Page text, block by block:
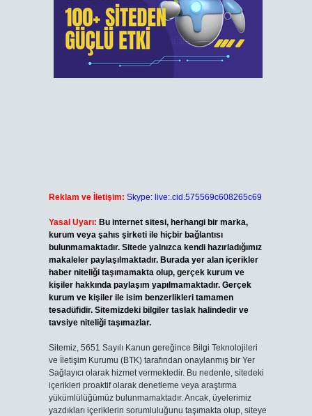
Reklam ve İletişim: Skype: live:.cid.575569c608265c69
Yasal Uyarı: Bu internet sitesi, herhangi bir marka,
kurum veya şahıs şirketi ile hiçbir bağlantısı
bulunmamaktadır. Sitede yalnızca kendi hazırladığımız
makaleler paylaşılmaktadır. Burada yer alan içerikler
haber niteliği taşımamakta olup, gerçek kurum ve
kişiler hakkında paylaşım yapılmamaktadır. Gerçek
kurum ve kişiler ile isim benzerlikleri tamamen
tesadüfidir. Sitemizdeki bilgiler taslak halindedir ve
tavsiye niteliği taşımazlar.
Sitemiz, 5651 Sayılı Kanun gereğince Bilgi Teknolojileri
ve İletişim Kurumu (BTK) tarafından onaylanmış bir Yer
Sağlayıcı olarak hizmet vermektedir. Bu nedenle, sitedeki
içerikleri proaktif olarak denetleme veya araştırma
yükümlülüğümüz bulunmamaktadır. Ancak, üyelerimiz
yazdıkları içeriklerin sorumluluğunu taşımakta olup, siteye